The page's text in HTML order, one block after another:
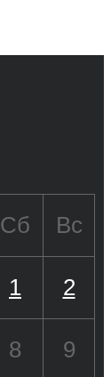
Сб Вс
1 2
8 9